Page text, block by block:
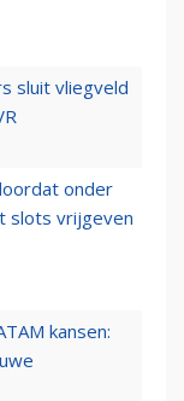
sluit vliegveld
onder
slots vrijgeven
kansen: